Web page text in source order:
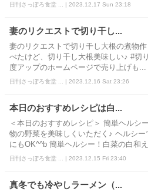
日刊さっぽろ食堂 ... | 2023.12.17 Sun 23:18
妻のリクエストで切り干し...
妻のリクエストで切り干し大根の煮物
べたけど、切り干し大根美味しい♪ #切
度アップのホームページで売り上げも...
日刊さっぽろ食堂 ... | 2023.12.16 Sat 23:26
本日のおすすめレシピは白...
＜本日のおすすめレシピ＞ 簡単ヘルシ
物の野菜を美味しくいただく♪ ヘルシ
にもOK^^b 簡単ヘルシー！白菜の白和え
日刊さっぽろ食堂 ... | 2023.12.15 Fri 23:40
真冬でも冷やしラーメン（...